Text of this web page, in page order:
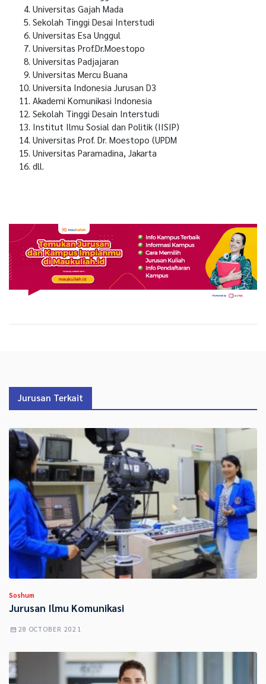
Universitas Gajah Mada
Sekolah Tinggi Desai Interstudi
Universitas Esa Unggul
Universitas Prof.Dr.Moestopo
Universitas Padjajaran
Universitas Mercu Buana
Universita Indonesia Jurusan D3
Akademi Komunikasi Indonesia
Sekolah Tinggi Desain Interstudi
Institut Ilmu Sosial dan Politik (IISIP)
Universitas Prof. Dr. Moestopo (UPDM
Universitas Paramadina, Jakarta
dll.
Jurusan Terkait
Soshum
Jurusan Ilmu Komunikasi
28 OCTOBER 2021